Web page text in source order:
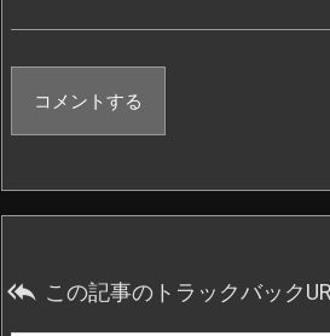
コメントする
 この記事のトラックバック